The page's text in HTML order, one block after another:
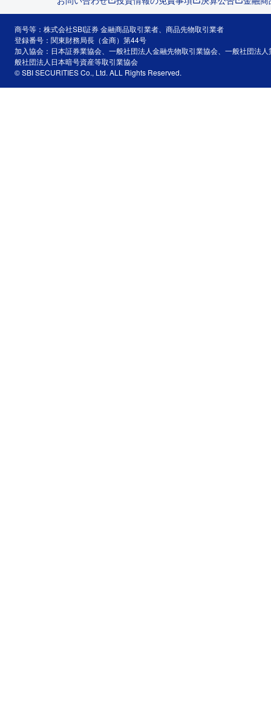
商号等：株式会社SBI証券 金融商品取引業者、商品先物取引業者
登録番号：関東財務局長（金商）第44号
加入協会：日本証券業協会、一般社団法人金融先物取引業協会、一般社団法
般社団法人日本暗号資産等取引業協会
© SBI SECURITIES Co., Ltd. ALL Rights Reserved.